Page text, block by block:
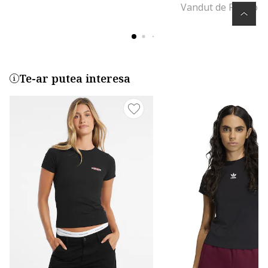
Vandut de Fashion
Te-ar putea interesa